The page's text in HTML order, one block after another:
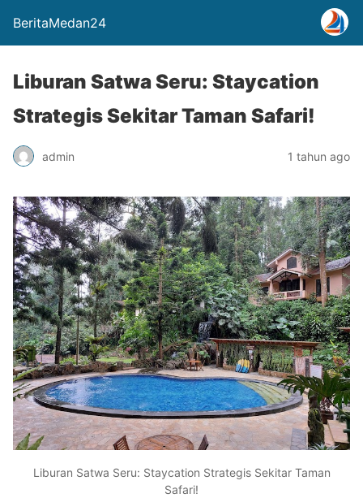
BeritaMedan24
Liburan Satwa Seru: Staycation
Strategis Sekitar Taman Safari!
admin 1 tahun ago
Liburan Satwa Seru: Staycation Strategis Sekitar Taman
Safari!